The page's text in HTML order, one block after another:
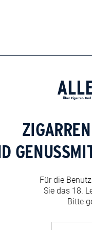
Für die
Sie das 18.
Bitte